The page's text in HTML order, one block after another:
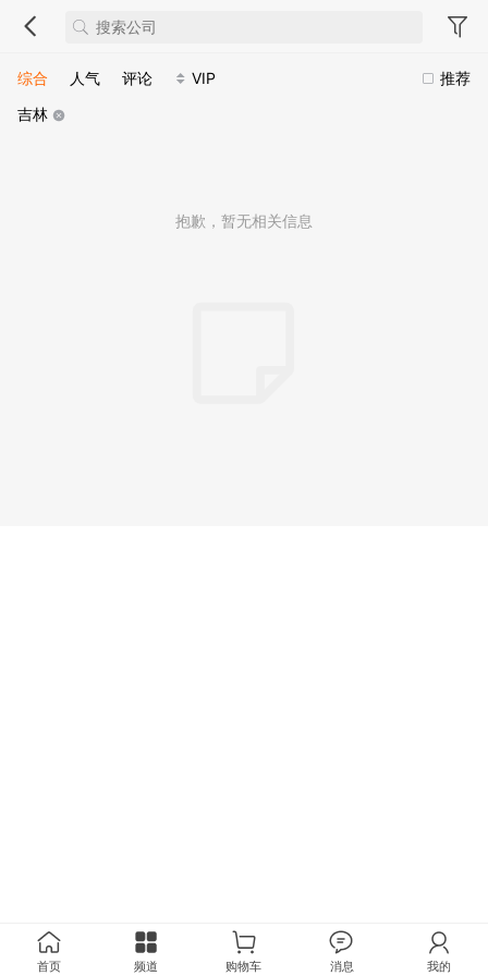
推荐
综合 人气 评论
VIP
吉林
抱歉，暂无相关信息
首页 频道 购物车 消息 我的